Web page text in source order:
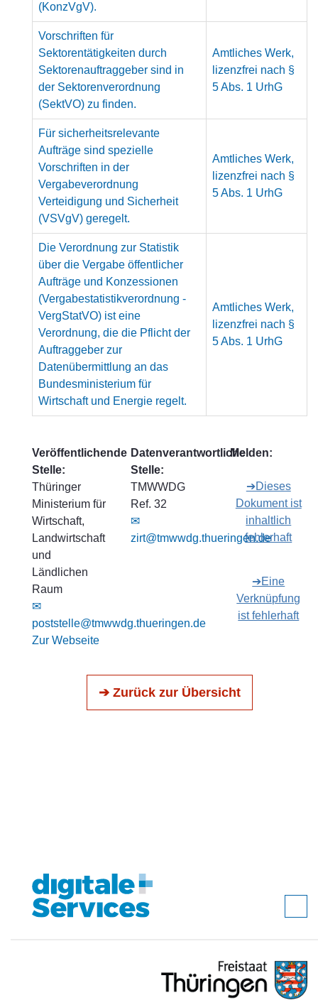
(KonzVgV).
Vorschriften für
Sektorentätigkeiten durch
Sektorenauftraggeber sind in
der Sektorenverordnung
(SektVO) zu finden.
Amtliches Werk,
lizenzfrei nach §
5 Abs. 1 UrhG
Für sicherheitsrelevante
Aufträge sind spezielle
Vorschriften in der
Vergabeverordnung
Verteidigung und Sicherheit
(VSVgV) geregelt.
Amtliches Werk,
lizenzfrei nach §
5 Abs. 1 UrhG
Die Verordnung zur Statistik
über die Vergabe öffentlicher
Aufträge und Konzessionen
(Vergabestatistikverordnung -
VergStatVO) ist eine
Verordnung, die die Pflicht der
Auftraggeber zur
Datenübermittlung an das
Bundesministerium für
Wirtschaft und Energie regelt.
Amtliches Werk,
lizenzfrei nach §
5 Abs. 1 UrhG
Veröffentlichende
Stelle:
Thüringer
Ministerium für
Wirtschaft,
Landwirtschaft
und
Ländlichen
Raum
✉
poststelle@tmwwdg.thueringen.de
Zur Webseite
Datenverantwortliche
Stelle:
TMWWDG
Ref. 32
✉
zirt@tmwwdg.thueringen.de
Melden:
➔Dieses
Dokument ist
inhaltlich
fehlerhaft
➔Eine
Verknüpfung
ist fehlerhaft
➔ Zurück zur Übersicht